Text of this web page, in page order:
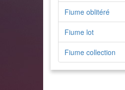
Fiume oblitéré
Fiume lot
Fiume collection